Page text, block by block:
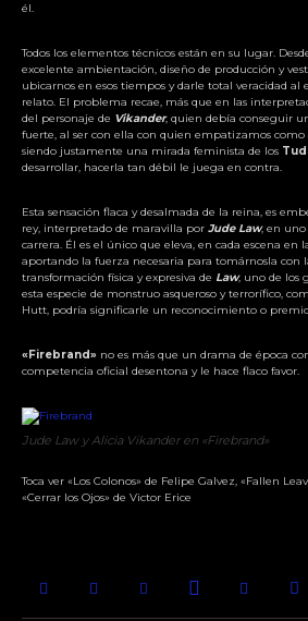
él.
Todos los elementos técnicos están en su lugar.
excelente ambientación, diseño de producción y
ubicarnos en esos tiempos y darle total veracidad al
relato. El problema recae, más que en las
del personaje de Vikander, quien debía conseguir
fuerte, al ser con ella con quien empatizamos como
siendo justamente una mirada feminista de los
desarrollar, hacerla tan débil le juega en contra.
Esta sensación flaca y desalmada de la reina, es
rey, interpretado de maravilla por Jude Law, en uno
carrera. Él es el único que eleva, en cada escena en
aportando la fuerza necesaria para tomárnosla con
transformación física y expresiva de Law, uno de los
esta especie de monstruo asqueroso y terrorífico,
Hutt, podría significarle un reconocimiento o
«Firebrand» no es más que un drama de época
competencia oficial desentona y le hace flaco favor.
Jude Law y Alicia Vikander en «Firebrand»
Toca ver «Los Colonos» de Felipe Galvez, «Fallen
«Cerrar los Ojos» de Victor Erice